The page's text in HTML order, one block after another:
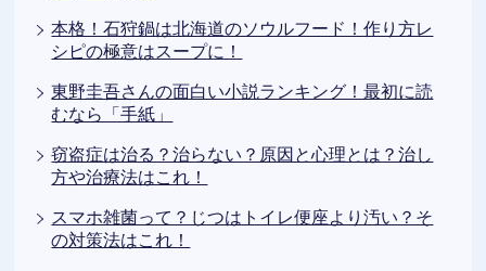
本格！石狩鍋は北海道のソウルフード！作り方レ
シピの極意はスープに！
東野圭吾さんの面白い小説ランキング！最初に読
むなら「手紙」
窃盗症は治る？治らない？原因と心理とは？治し
方や治療法はこれ！
スマホ雑菌って？じつはトイレ便座より汚い？そ
の対策法はこれ！